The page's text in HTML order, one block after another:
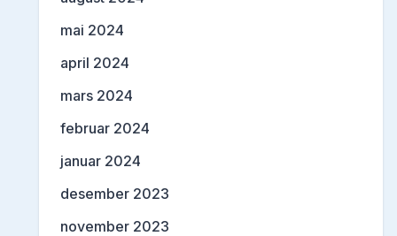
mai 2024
april 2024
mars 2024
februar 2024
januar 2024
desember 2023
november 2023